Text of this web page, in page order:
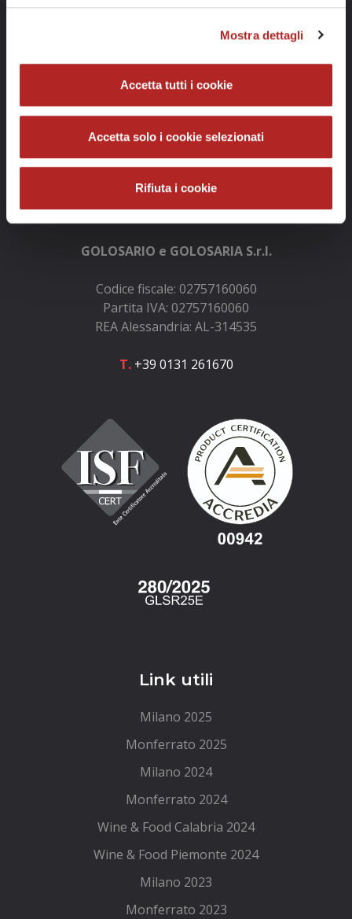
Mostra dettagli
Accetta tutti i cookie
Accetta solo i cookie selezionati
Rifiuta i cookie
Info e contatti
GOLOSARIO e GOLOSARIA S.r.l.
Codice fiscale: 02757160060
Partita IVA: 02757160060
REA Alessandria: AL-314535
T.+39 0131 261670
Link utili
Milano 2025
Monferrato 2025
Milano 2024
Monferrato 2024
Wine & Food Calabria 2024
Wine & Food Piemonte 2024
Milano 2023
Monferrato 2023